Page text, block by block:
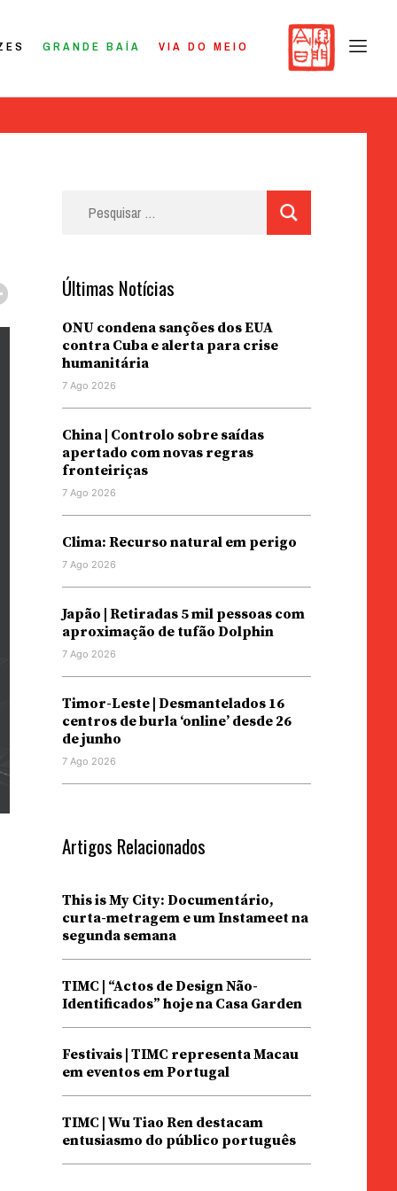
GRANDE BAÍA VIA DO MEIO
Últimas Notícias
ONU condena sanções dos EUA
contra Cuba e alerta para crise
humanitária
7 Ago 2026
China | Controlo sobre saídas
apertado com novas regras
fronteiriças
7 Ago 2026
Clima: Recurso natural em perigo
7 Ago 2026
Japão | Retiradas 5 mil pessoas com
aproximação de tufão Dolphin
7 Ago 2026
Timor-Leste | Desmantelados 16
centros de burla ‘online’ desde 26
de junho
7 Ago 2026
Artigos Relacionados
This is My City: Documentário,
curta-metragem e um Instameet na
segunda semana
TIMC | “Actos de Design Não-
Identificados” hoje na Casa Garden
Festivais | TIMC representa Macau
em eventos em Portugal
TIMC | Wu Tiao Ren destacam
entusiasmo do público português